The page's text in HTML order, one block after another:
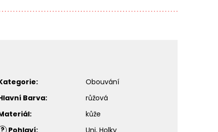
:
Obouvání
Barva:
růžová
:
kůže
? Pohlaví: Uni, Holky